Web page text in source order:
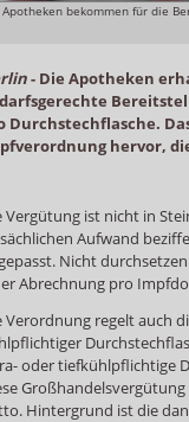
Apotheken bekommen für die
- Die Apotheken
Durchstechflasche.
hervor,
Vergütung ist nicht in
Aufwand
Nicht
Abrechnung pro
Verordnung regelt auch
oder tiefkühlpflichtige
Hintergrund ist die